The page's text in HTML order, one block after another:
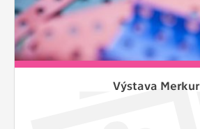
Výstava Merkur